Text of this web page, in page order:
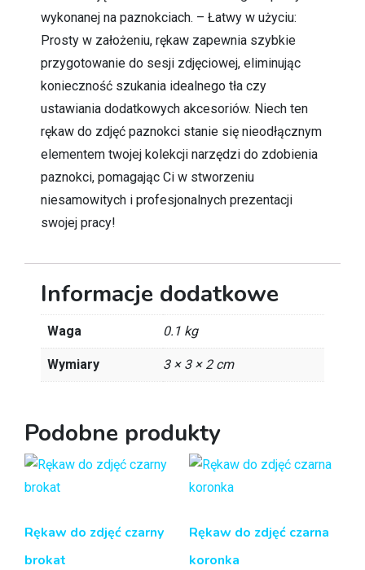
wykonanej na paznokciach. – Łatwy w użyciu:
Prosty w założeniu, rękaw zapewnia szybkie
przygotowanie do sesji zdjęciowej, eliminując
konieczność szukania idealnego tła czy
ustawiania dodatkowych akcesoriów. Niech ten
rękaw do zdjęć paznokci stanie się nieodłącznym
elementem twojej kolekcji narzędzi do zdobienia
paznokci, pomagając Ci w stworzeniu
niesamowitych i profesjonalnych prezentacji
swojej pracy!
Informacje dodatkowe
Waga 0.1 kg
Wymiary 3 × 3 × 2 cm
Podobne produkty
Rękaw do zdjęć czarny
brokat
Rękaw do zdjęć czarna
koronka